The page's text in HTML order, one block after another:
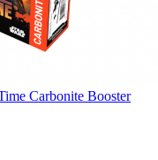
Carbonite Booster